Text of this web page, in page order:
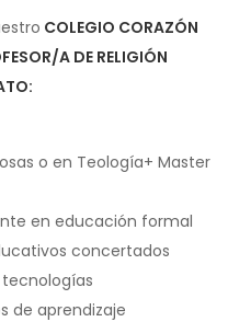
COLEGIO CORAZÓN
A DE RELIGIÓN
o en Teología+ Master
en educación formal
concertados
de aprendizaje